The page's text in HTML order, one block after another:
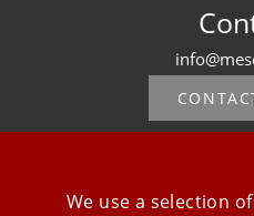
We use a selection